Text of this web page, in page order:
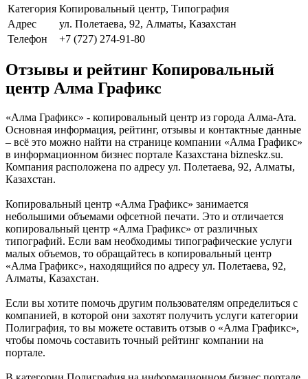
Категория Копировальный центр, Типография
Адрес
ул. Полетаева, 92, Алматы, Казахстан
Телефон
+7 (727) 274-91-80
Отзывы и рейтинг Копировальный
центр Алма Графикс
«Алма Графикс» - копировальный центр из города Алма-Ата.
Основная информация, рейтинг, отзывы и контактные данные
– всё это можно найти на странице компании «Алма Графикс»
в информационном бизнес портале Казахстана bizneskz.su.
Компания расположена по адресу ул. Полетаева, 92, Алматы,
Казахстан.
Копировальный центр «Алма Графикс» занимается
небольшими объемами офсетной печати. Это и отличается
копировальный центр «Алма Графикс» от различных
типографий. Если вам необходимы типографические услуги
малых объемов, то обращайтесь в копировальный центр
«Алма Графикс», находящийся по адресу ул. Полетаева, 92,
Алматы, Казахстан.
Если вы хотите помочь другим пользователям определиться с
компанией, в которой они захотят получить услуги категории
Полиграфия, то вы можете оставить отзыв о «Алма Графикс»,
чтобы помочь составить точный рейтинг компании на
портале.